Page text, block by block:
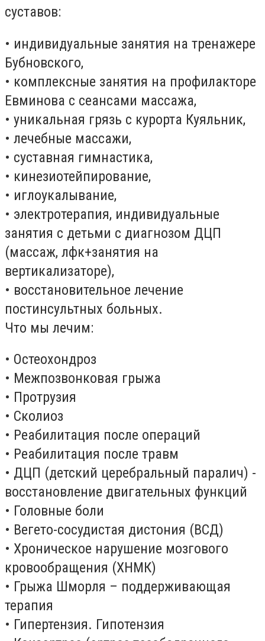
суставов:
• индивидуальные занятия на тренажере
Бубновского,
• комплексные занятия на профилакторе
Евминова с сеансами массажа,
• уникальная грязь с курорта Куяльник,
• лечебные массажи,
• суставная гимнастика,
• кинезиотейпирование,
• иглоукалывание,
• электротерапия, индивидуальные
занятия с детьми с диагнозом ДЦП
(массаж, лфк+занятия на
вертикализаторе),
• восстановительное лечение
постинсультных больных.
Что мы лечим:
• Остеохондроз
• Межпозвонковая грыжа
• Протрузия
• Сколиоз
• Реабилитация после операций
• Реабилитация после травм
• ДЦП (детский церебральный паралич) -
восстановление двигательных функций
• Головные боли
• Вегето-сосудистая дистония (ВСД)
• Хроническое нарушение мозгового
кровообращения (ХНМК)
• Грыжа Шморля – поддерживающая
терапия
• Гипертензия. Гипотензия